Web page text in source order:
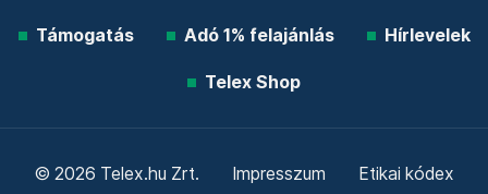
Támogatás Adó 1% felajánlás Hírlevelek
Telex Shop
© 2026 Telex.hu Zrt. Impresszum Etikai kódex